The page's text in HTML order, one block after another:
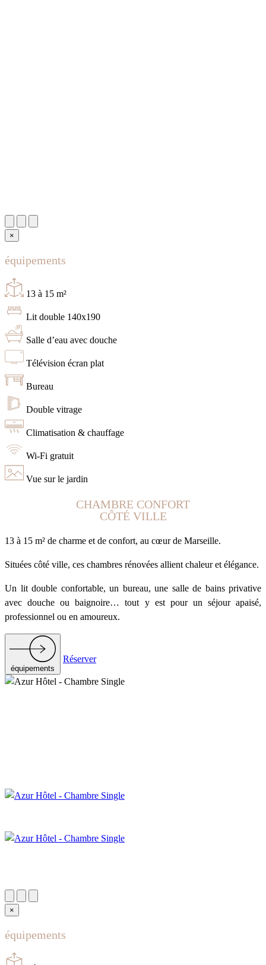
×
équipements
13 à 15 m²
Lit double 140x190
Salle d’eau avec douche
Télévision écran plat
Bureau
Double vitrage
Climatisation & chauffage
Wi-Fi gratuit
Vue sur le jardin
CHAMBRE CONFORT
CÔTÉ VILLE
13 à 15 m² de charme et de confort, au cœur de Marseille.
Situées côté ville, ces chambres rénovées allient chaleur et élégance.
Un lit double confortable, un bureau, une salle de bains privative
avec douche ou baignoire… tout y est pour un séjour apaisé,
professionnel ou en amoureux.
équipements
Réserver
×
équipements